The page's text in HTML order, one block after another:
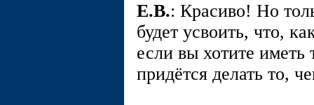
E.В.: Красиво! Но
будет усвоить, что,
если вы хотите иметь
придётся делать то,